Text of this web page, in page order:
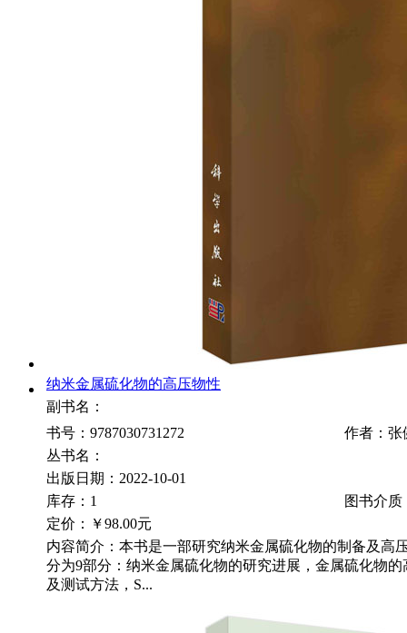
纳米金属硫化物的高压物性
副书名：
书号：9787030731272
作者：张
丛书名：
出版日期：2022-10-01
库存：1
图书介质
定价：
￥98.00元
内容简介：本书是一部研究纳米金属硫化物的制备及高
分为9部分：纳米金属硫化物的研究进展，金属硫化物
及测试方法，S...